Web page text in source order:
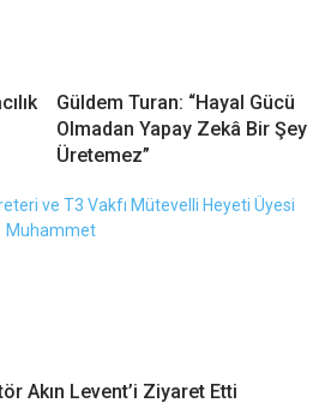
Güldem Turan: “Hayal Gücü
Olmadan Yapay Zekâ Bir Şey
Üretemez”
Akın Levent’i Ziyaret Etti